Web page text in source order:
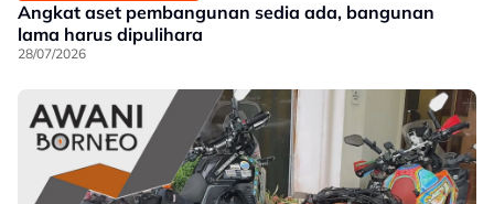
Angkat aset pembangunan sedia ada, bangunan
lama harus dipulihara
28/07/2026